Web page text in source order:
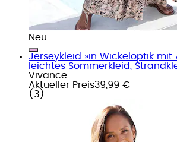
Neu
Jerseykleid »in Wickeloptik mit
leichtes Sommerkleid,
Vivance
Aktueller Preis39,99 €
( 3 )